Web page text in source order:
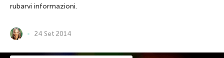
rubarvi informazioni.
24 Set 2014